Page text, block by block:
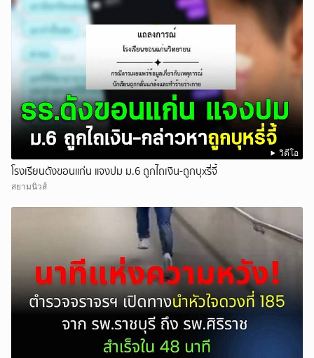
วิดีโอ
โรงเรียนดังขอนแก่น แจงปม ม.6 ถูกไถเงิน-ถูกบุxรี่จี้
สยามนิวส์